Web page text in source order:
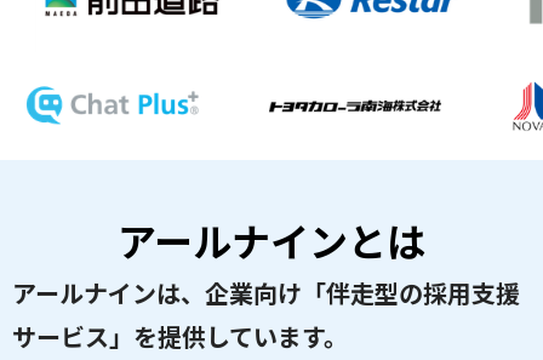
アールナインとは
アールナインは、企業向け「伴走型の採用支援
サービス」を提供しています。